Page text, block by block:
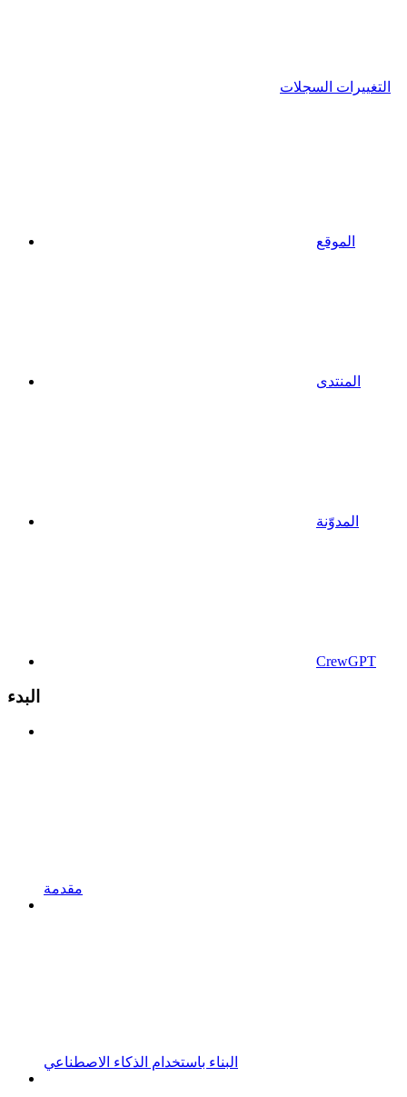
التغييرات السجلات
الموقع
المنتدى
المدوّنة
CrewGPT
البدء
مقدمة
البناء باستخدام الذكاء الاصطناعي